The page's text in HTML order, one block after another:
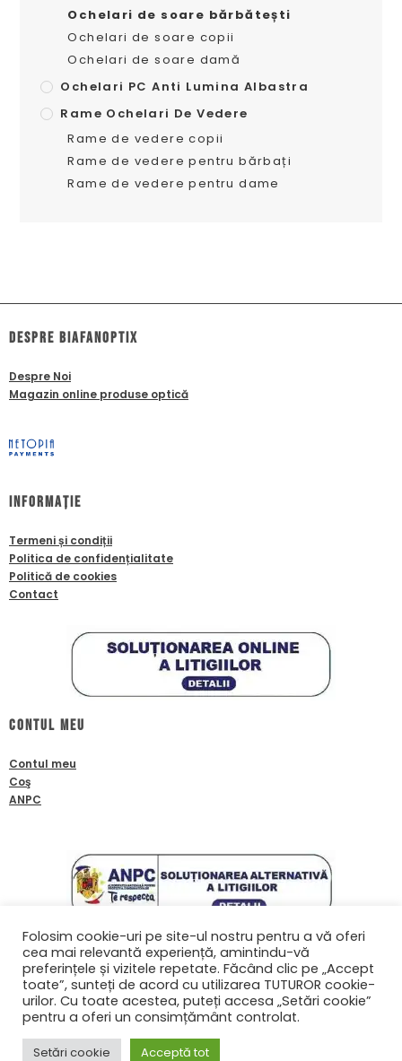
Ochelari de soare bărbătești
Ochelari de soare copii
Ochelari de soare damă
Ochelari PC Anti Lumina Albastra
Rame Ochelari De Vedere
Rame de vedere copii
Rame de vedere pentru bărbați
Rame de vedere pentru dame
dESPRE biafanoptix
Despre Noi
Magazin online produse optică
Informație
Termeni și condiții
Politica de confidențialitate
Politică de cookies
Contact
Contul meu
Contul meu
Coş
ANPC
Contact
0761601933
contact@biafanoptix.ro
Folosim cookie-uri pe site-ul nostru pentru a vă oferi
cea mai relevantă experiență, amintindu-vă
preferințele și vizitele repetate. Făcând clic pe „Accept
toate”, sunteți de acord cu utilizarea TUTUROR cookie-
urilor. Cu toate acestea, puteți accesa „Setări cookie”
pentru a oferi un consimțământ controlat.
Setări cookie Acceptă tot